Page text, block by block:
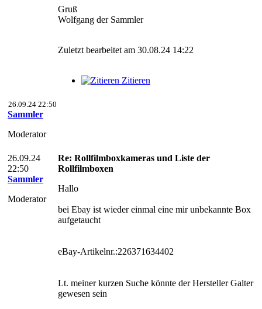
Gruß
Wolfgang der Sammler
Zuletzt bearbeitet am 30.08.24 14:22
Zitieren
26.09.24 22:50
Sammler
Moderator
26.09.24
22:50
Sammler
Moderator
Re: Rollfilmboxkameras und Liste der
Rollfilmboxen
Hallo
bei Ebay ist wieder einmal eine mir unbekannte Box
aufgetaucht
eBay-Artikelnr.:226371634402
Lt. meiner kurzen Suche könnte der Hersteller Galter
gewesen sein